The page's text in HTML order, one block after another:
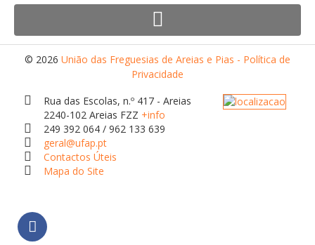
Faixas Gestão Combustível
Requerimentos em Vigor
Sugestões/Reclamações
Tabela - Taxas e Licenças
Avarias na Iluminação Pública
AREIAS E PIAS
Contactos Úteis
Culturais
© 2026 União das Freguesias de Areias e Pias - Política de
Privacidade
Rua das Escolas, n.º 417 - Areias
2240-102 Areias FZZ +info
249 392 064 / 962 133 639
geral@ufap.pt
Contactos Úteis
Mapa do Site